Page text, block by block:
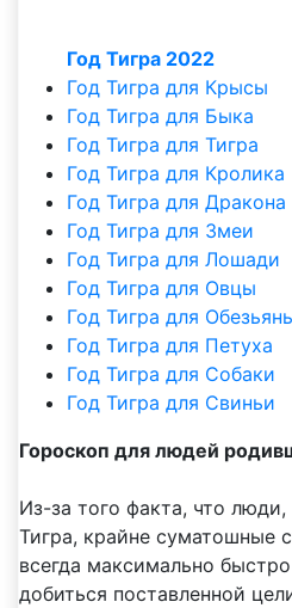
Год Тигра 2022
Год Тигра для Крысы
Год Тигра для Быка
Год Тигра для Тигра
Год Тигра для Кролика
Год Тигра для Дракона
Год Тигра для Змеи
Год Тигра для Лошади
Год Тигра для Овцы
Год Тигра для
Год Тигра для Петуха
Год Тигра для Собаки
Год Тигра для Свиньи
Гороскоп для людей
Из-за того факта, что
Тигра, крайне суматошные
всегда максимально
добиться поставленной